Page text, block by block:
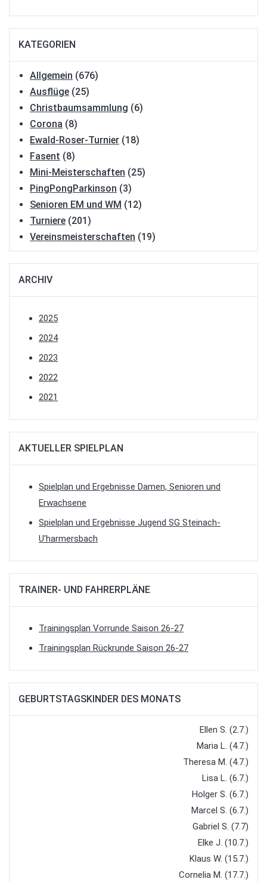
KATEGORIEN
Allgemein (676)
Ausflüge (25)
Christbaumsammlung (6)
Corona (8)
Ewald-Roser-Turnier (18)
Fasent (8)
Mini-Meisterschaften (25)
PingPongParkinson (3)
Senioren EM und WM (12)
Turniere (201)
Vereinsmeisterschaften (19)
ARCHIV
2025
2024
2023
2022
2021
AKTUELLER SPIELPLAN
Spielplan und Ergebnisse Damen, Senioren und
Erwachsene
Spielplan und Ergebnisse Jugend SG Steinach-
U'harmersbach
TRAINER- UND FAHRERPLÄNE
Trainingsplan Vorrunde Saison 26-27
Trainingsplan Rückrunde Saison 26-27
GEBURTSTAGSKINDER DES MONATS
Ellen S. (2.7.)
Maria L. (4.7.)
Theresa M. (4.7.)
Lisa L. (6.7.)
Holger S. (6.7.)
Marcel S. (6.7.)
Gabriel S. (7.7)
Elke J. (10.7.)
Klaus W. (15.7.)
Cornelia M. (17.7.)